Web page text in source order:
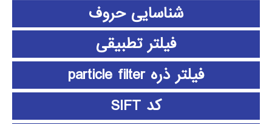
شناسایی حروف
فیلتر تطبیقی
فیلتر ذره particle filter
کد SIFT